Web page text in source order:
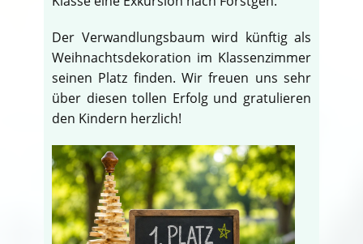
Der Verwandlungsbaum wird künftig als
Weihnachtsdekoration im Klassenzimmer
seinen Platz finden. Wir freuen uns sehr
über diesen tollen Erfolg und gratulieren
den Kindern herzlich!